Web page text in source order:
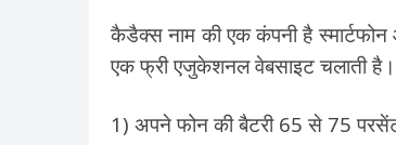
कैडैक्स नाम की एक कंपनी है स्मार्टफोन
एक फ्री एजुकेशनल वेबसाइट चलाती
1) अपने फोन की बैटरी 65 से 75